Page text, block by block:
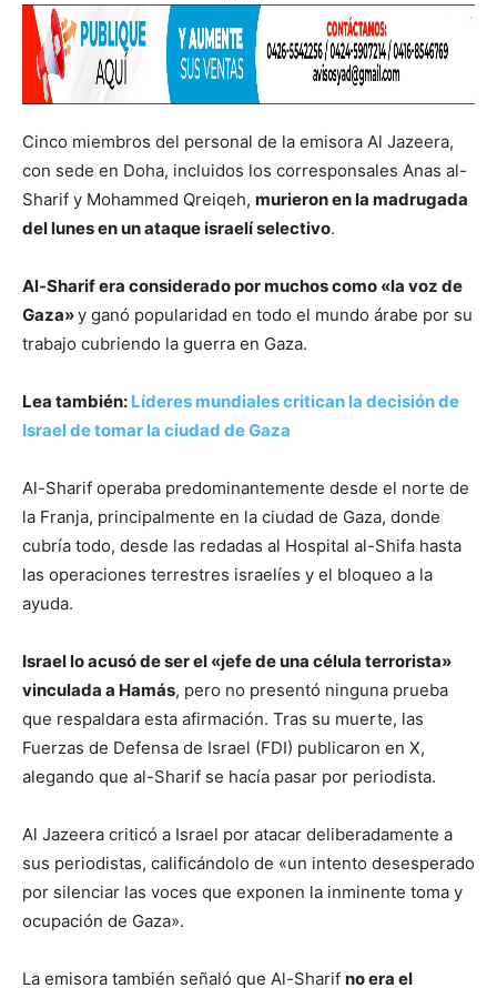
Cinco miembros del personal de la emisora Al Jazeera,
con sede en Doha, incluidos los corresponsales Anas al-
Sharif y Mohammed Qreiqeh, murieron en la madrugada
del lunes en un ataque israelí selectivo.
Al-Sharif era considerado por muchos como «la voz de
Gaza»y ganó popularidad en todo el mundo árabe por su
trabajo cubriendo la guerra en Gaza.
Lea también: Líderes mundiales critican la decisión de
Israel de tomar la ciudad de Gaza
Al-Sharif operaba predominantemente desde el norte de
la Franja, principalmente en la ciudad de Gaza, donde
cubría todo, desde las redadas al Hospital al-Shifa hasta
las operaciones terrestres israelíes y el bloqueo a la
ayuda.
Israel lo acusó de ser el «jefe de una célula terrorista»
vinculada a Hamás, pero no presentó ninguna prueba
que respaldara esta afirmación. Tras su muerte, las
Fuerzas de Defensa de Israel (FDI) publicaron en X,
alegando que al-Sharif se hacía pasar por periodista.
Al Jazeera criticó a Israel por atacar deliberadamente a
sus periodistas, calificándolo de «un intento desesperado
por silenciar las voces que exponen la inminente toma y
ocupación de Gaza».
La emisora también señaló que Al-Sharif no era el